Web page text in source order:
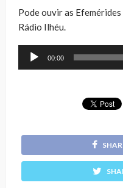
Pode ouvir as
Rádio Ilhéu.
Reprodutor
00:00